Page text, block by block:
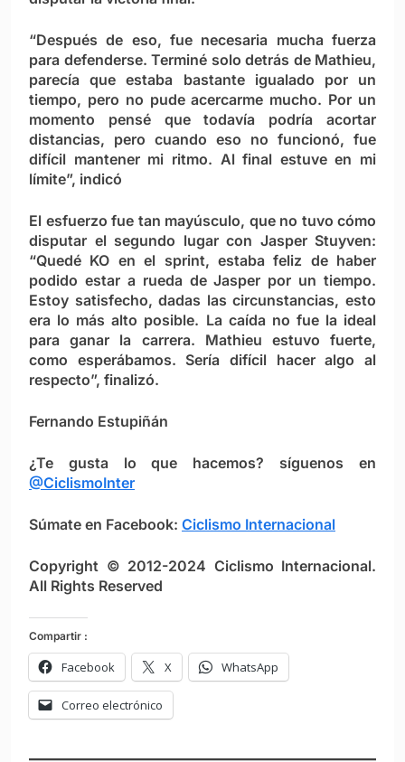
“Después de eso, fue necesaria mucha fuerza
para defenderse. Terminé solo detrás de Mathieu,
parecía que estaba bastante igualado por un
tiempo, pero no pude acercarme mucho. Por un
momento pensé que todavía podría acortar
distancias, pero cuando eso no funcionó, fue
difícil mantener mi ritmo. Al final estuve en mi
límite”, indicó
El esfuerzo fue tan mayúsculo, que no tuvo cómo
disputar el segundo lugar con Jasper Stuyven:
“Quedé KO en el sprint, estaba feliz de haber
podido estar a rueda de Jasper por un tiempo.
Estoy satisfecho, dadas las circunstancias, esto
era lo más alto posible. La caída no fue la ideal
para ganar la carrera. Mathieu estuvo fuerte,
como esperábamos. Sería difícil hacer algo al
respecto”, finalizó.
Fernando Estupiñán
¿Te gusta lo que hacemos? síguenos en
@CiclismoInter
Súmate en Facebook: Ciclismo Internacional
Copyright © 2012-2024 Ciclismo Internacional.
All Rights Reserved
Compartir :
Facebook X WhatsApp
Correo electrónico